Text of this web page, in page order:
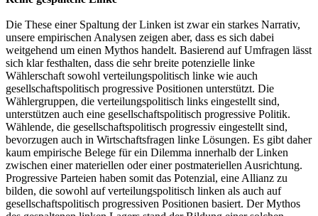
Die These einer Spaltung der Linken ist zwar ein starkes Narrativ,
unsere empirischen Analysen zeigen aber, dass es sich dabei
weitgehend um einen Mythos handelt. Basierend auf Umfragen lässt
sich klar festhalten, dass die sehr breite potenzielle linke
Wählerschaft sowohl verteilungspolitisch linke wie auch
gesellschaftspolitisch progressive Positionen unterstützt. Die
Wählergruppen, die verteilungspolitisch links eingestellt sind,
unterstützen auch eine gesellschaftspolitisch progressive Politik.
Wählende, die gesellschaftspolitisch progressiv eingestellt sind,
bevorzugen auch in Wirtschaftsfragen linke Lösungen. Es gibt daher
kaum empirische Belege für ein Dilemma innerhalb der Linken
zwischen einer materiellen oder einer postmateriellen Ausrichtung.
Progressive Parteien haben somit das Potenzial, eine Allianz zu
bilden, die sowohl auf verteilungspolitisch linken als auch auf
gesellschaftspolitisch progressiven Positionen basiert. Der Mythos